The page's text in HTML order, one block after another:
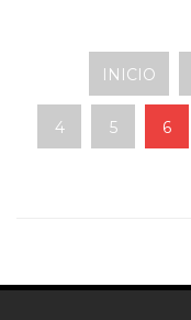
INICIO
4 5 6